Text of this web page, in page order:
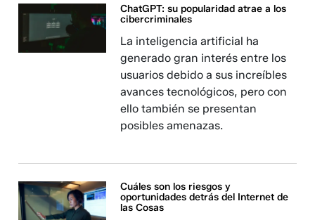
ChatGPT: su popularidad atrae a los
cibercriminales
La inteligencia artificial ha
generado gran interés entre los
usuarios debido a sus increíbles
avances tecnológicos, pero con
ello también se presentan
posibles amenazas.
Cuáles son los riesgos y
oportunidades detrás del Internet de
las Cosas